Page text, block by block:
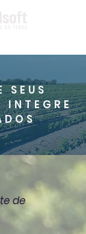
SEUS
INTEGRE
de